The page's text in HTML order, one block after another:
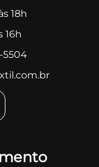
18h
16h
5504